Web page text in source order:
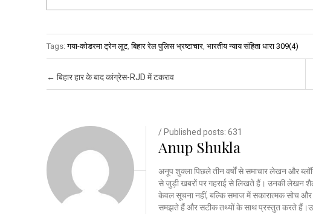
Tags:गया-कोडरमा ट्रेन लूट,बिहार रेल पुलिस भ्रष्टाचार, भारतीय न्याय संहिता धारा 309(4)
Post navigation
← बिहार हार के बाद कांग्रेस-RJD में टकराव
/ Published posts: 631
Anup Shukla
अनूप शुक्ला पिछले तीन वर्षों से समाचार लेखन और
से जुड़ी खबरों पर गहराई से लिखते हैं। उनकी लेखन
केवल सूचना नहीं, बल्कि समाज में सकारात्मक सोच और
समझते हैं और सटीक तथ्यों के साथ प्रस्तुत करते